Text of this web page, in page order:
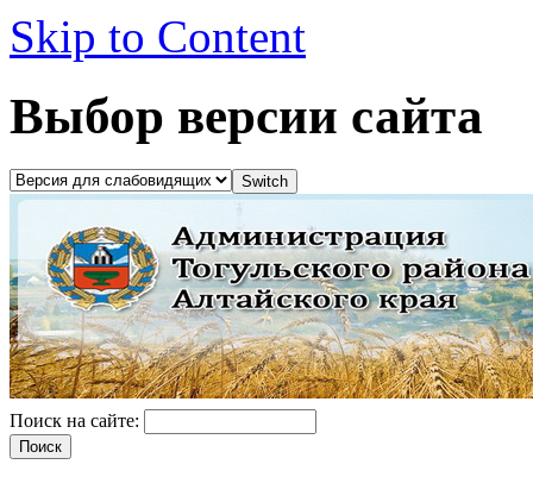
Skip to Content
Выбор версии сайта
Поиск на сайте: